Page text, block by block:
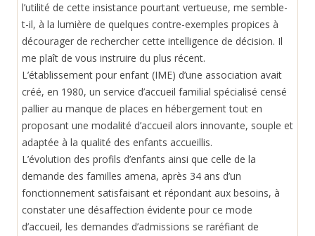
l’utilité de cette insistance pourtant vertueuse, me semble-
t-il, à la lumière de quelques contre-exemples propices à
décourager de rechercher cette intelligence de décision. Il
me plaît de vous instruire du plus récent.
L’établissement pour enfant (IME) d’une association avait
créé, en 1980, un service d’accueil familial spécialisé censé
pallier au manque de places en hébergement tout en
proposant une modalité d’accueil alors innovante, souple et
adaptée à la qualité des enfants accueillis.
L’évolution des profils d’enfants ainsi que celle de la
demande des familles amena, après 34 ans d’un
fonctionnement satisfaisant et répondant aux besoins, à
constater une désaffection évidente pour ce mode
d’accueil, les demandes d’admissions se raréfiant de